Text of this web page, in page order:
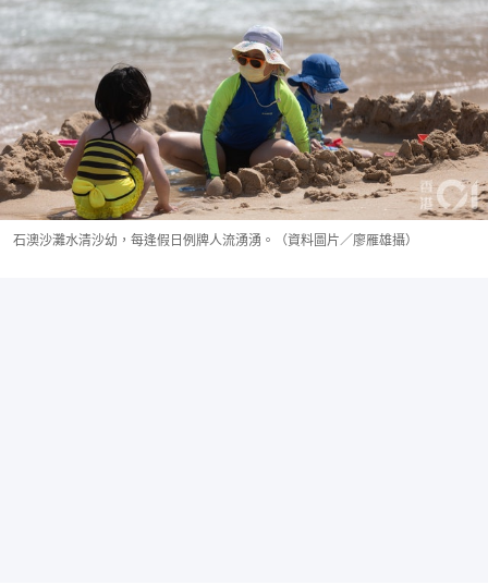
石澳沙灘水清沙幼，每逢假日例牌人流湧湧。（資料圖片／廖雁雄攝）